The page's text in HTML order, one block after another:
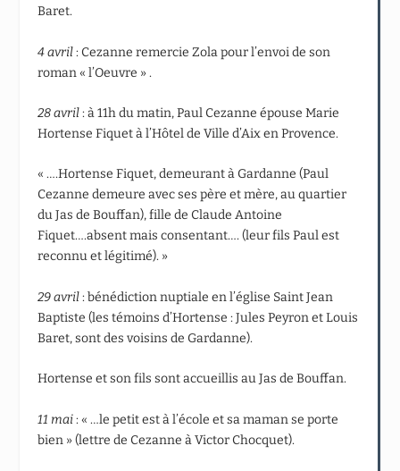
Baret.
4 avril: Cezanne remercie Zola pour l’envoi de son
roman « l’Oeuvre » .
28 avril: à 11h du matin, Paul Cezanne épouse Marie
Hortense Fiquet à l’Hôtel de Ville d’Aix en Provence.
« ….Hortense Fiquet, demeurant à Gardanne (Paul
Cezanne demeure avec ses père et mère, au quartier
du Jas de Bouffan), fille de Claude Antoine
Fiquet….absent mais consentant…. (leur fils Paul est
reconnu et légitimé). »
29 avril: bénédiction nuptiale en l’église Saint Jean
Baptiste (les témoins d’Hortense : Jules Peyron et Louis
Baret, sont des voisins de Gardanne).
Hortense et son fils sont accueillis au Jas de Bouffan.
11 mai: « …le petit est à l’école et sa maman se porte
bien » (lettre de Cezanne à Victor Chocquet).